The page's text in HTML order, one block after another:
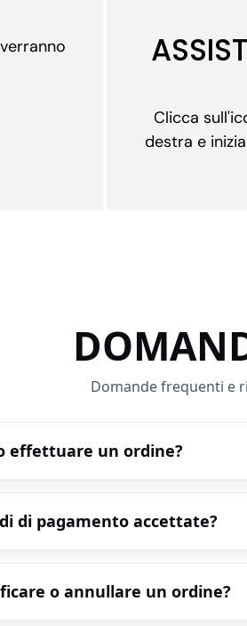
Clicca
destra e
Domande frequenti e
effettuare un ordine?
di pagamento accettate?
o annullare un ordine?